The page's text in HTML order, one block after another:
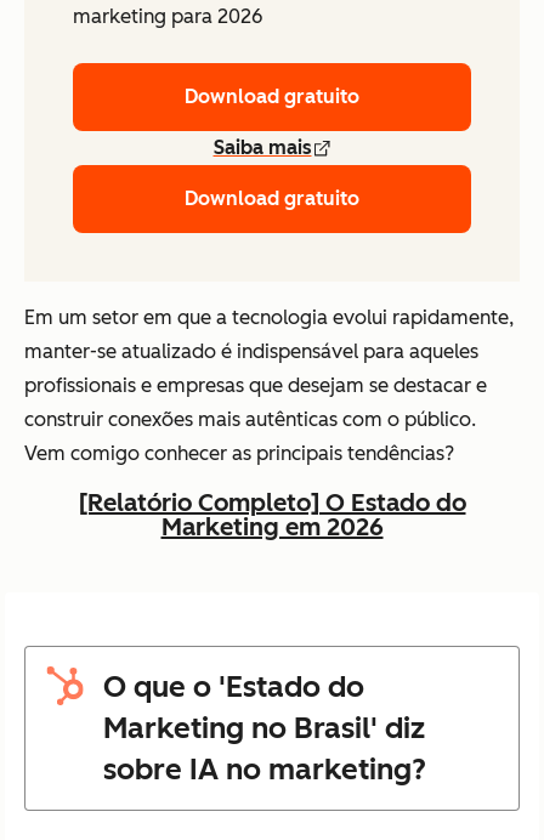
marketing para 2026
Download gratuito
Saiba mais
Download gratuito
Em um setor em que a tecnologia evolui rapidamente,
manter-se atualizado é indispensável para aqueles
profissionais e empresas que desejam se destacar e
construir conexões mais autênticas com o público.
Vem comigo conhecer as principais tendências?
[Relatório Completo] O Estado do
Marketing em 2026
O que o 'Estado do
Marketing no Brasil' diz
sobre IA no marketing?